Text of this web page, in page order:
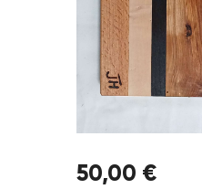
50,00 €